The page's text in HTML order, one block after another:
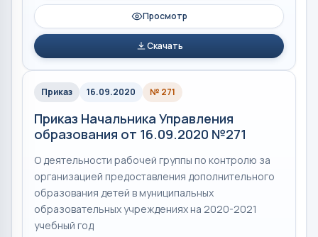
Просмотр
Скачать
Приказ 16.09.2020 № 271
Приказ Начальника Управления
образования от 16.09.2020 №271
О деятельности рабочей группы по контролю за
организацией предоставления дополнительного
образования детей в муниципальных
образовательных учреждениях на 2020-2021
учебный год